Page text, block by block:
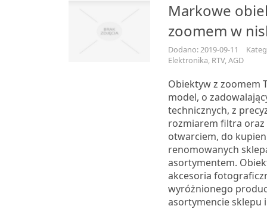
Markowe
zoomem w
Dodano: 2019-09-11
Elektronika, RTV, AGD
Obiektyw z zoomem
model, o
technicznych, z
rozmiarem filtra oraz
otwarciem, do
renomowanych
asortymentem.
akcesoria
wyróżnionego
asortymencie sklepu